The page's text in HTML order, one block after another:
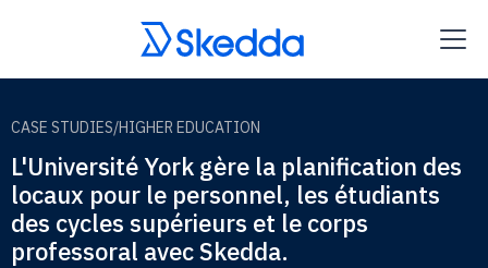
CASE STUDIES/HIGHER EDUCATION
L'Université York gère la planification des
locaux pour le personnel, les étudiants
des cycles supérieurs et le corps
professoral avec Skedda.